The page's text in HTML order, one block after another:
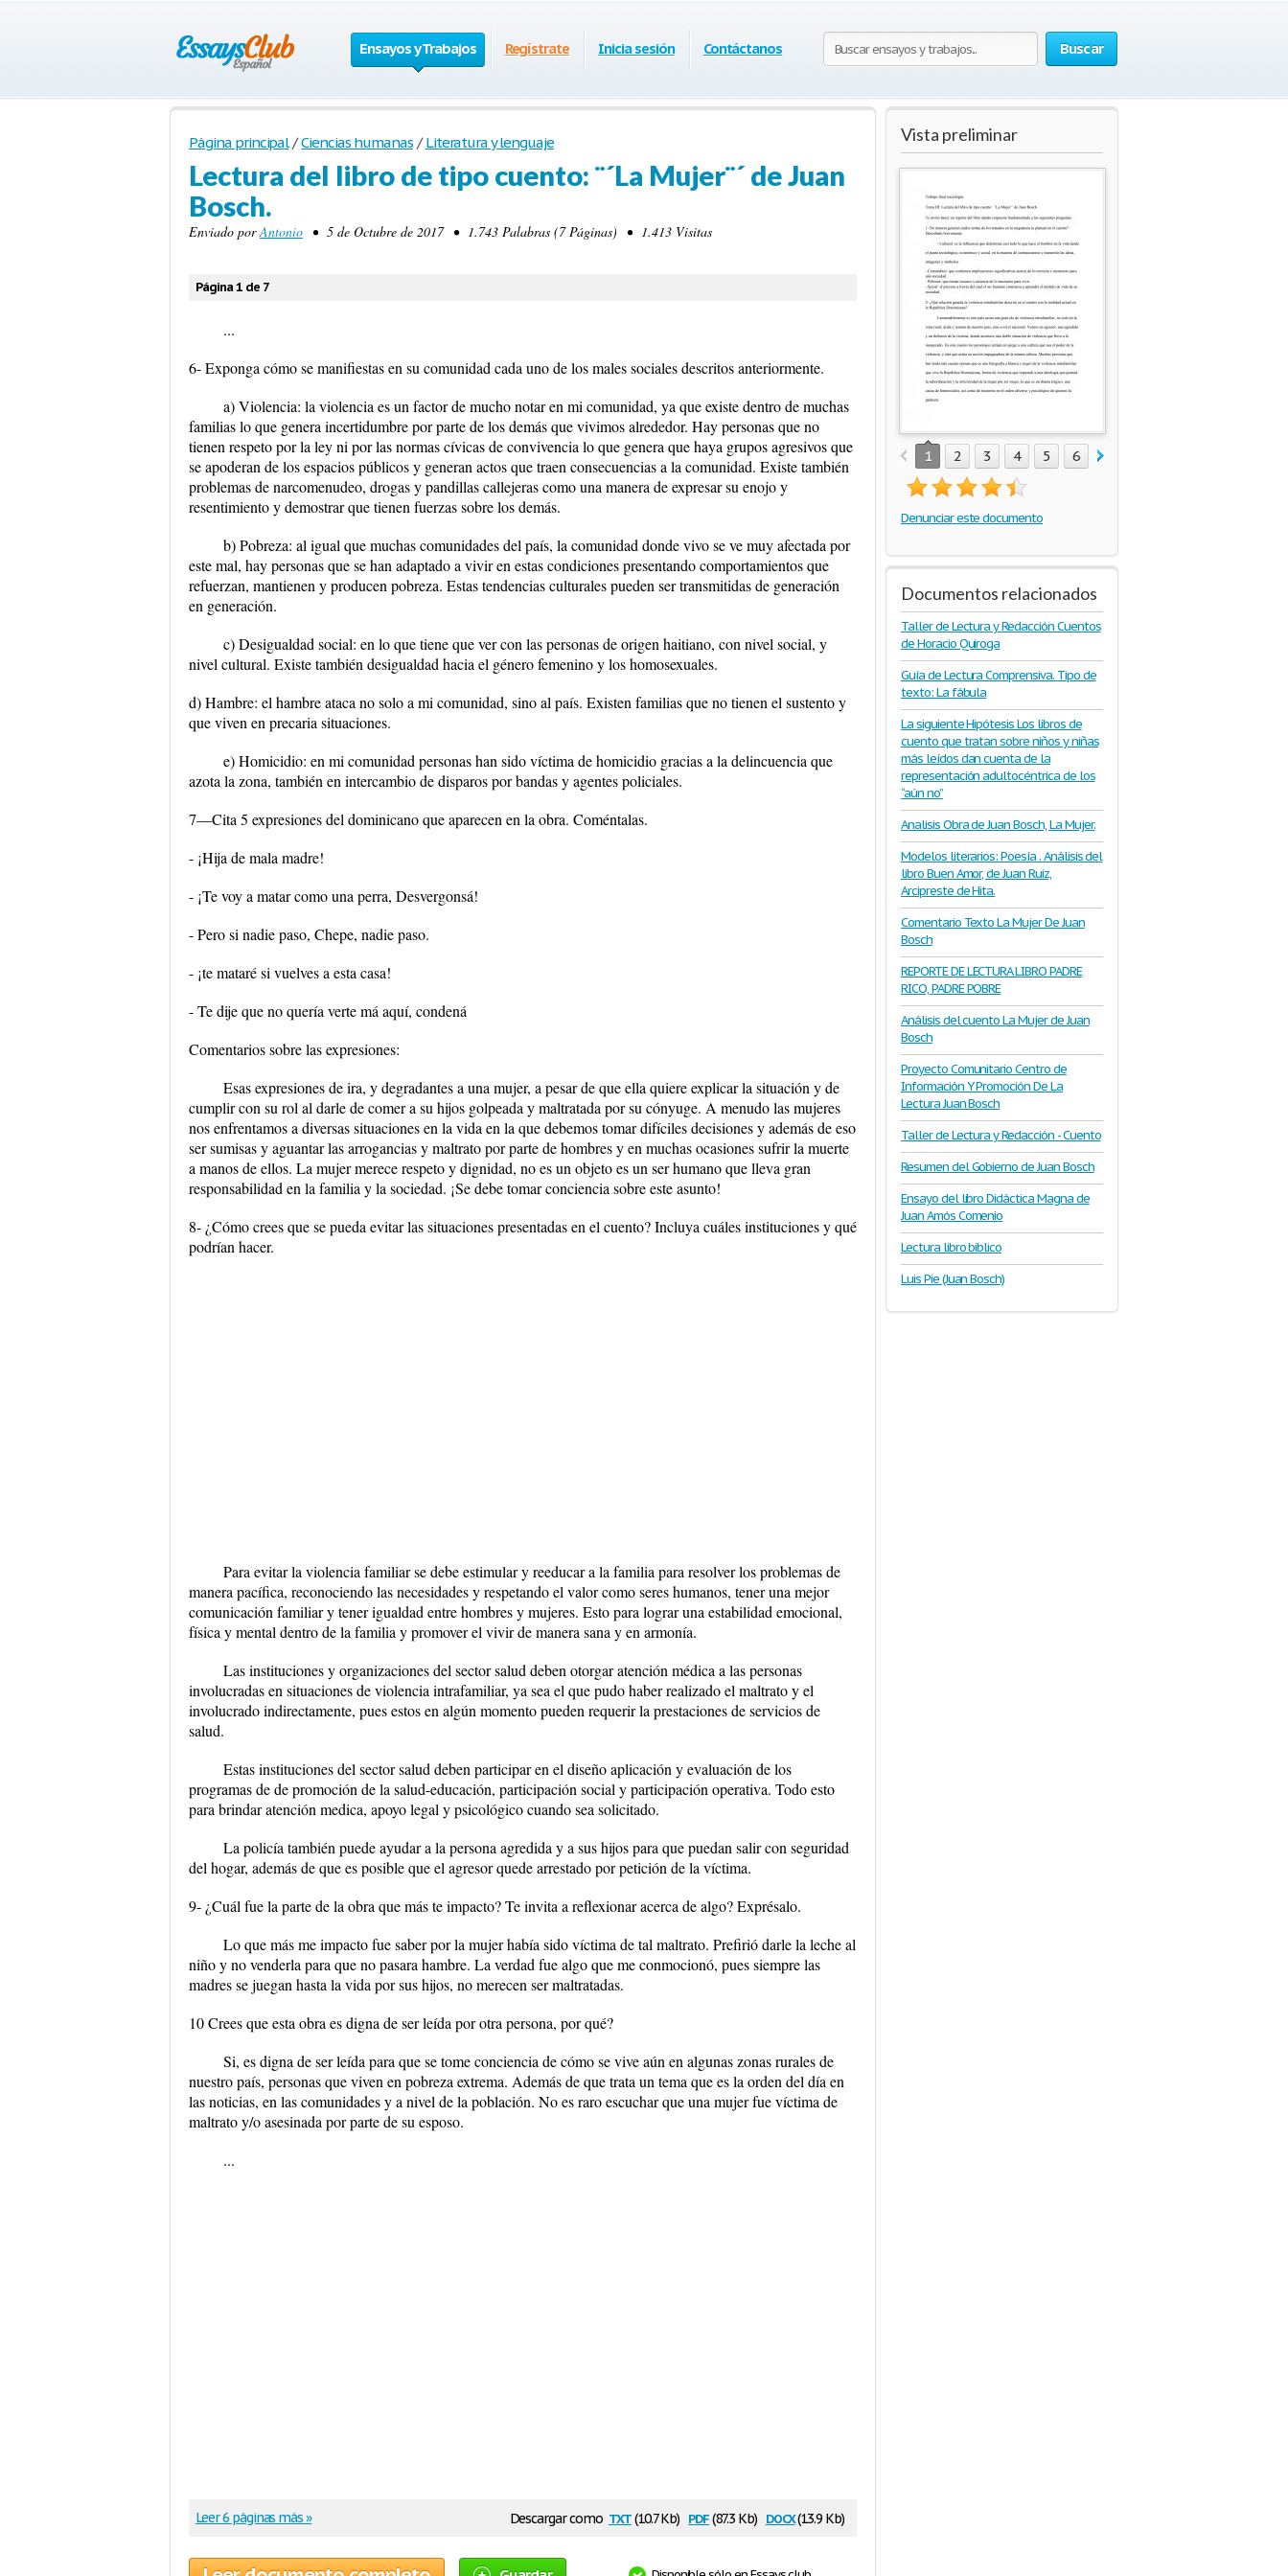
Buscar
Ensayos y Trabajos Regístrate Inicia sesión Contáctanos
Página principal / Ciencias humanas / Literatura y lenguaje
Lectura del libro de tipo cuento: ¨´La Mujer¨´ de Juan
Bosch.
Enviado porAntonio • 5 de Octubre de 2017 • 1.743 Palabras (7 Páginas) • 1.413 Visitas
Página 1 de 7
...
6- Exponga cómo se manifiestas en su comunidad cada uno de los males sociales descritos anteriormente.
a) Violencia: la violencia es un factor de mucho notar en mi comunidad, ya que existe dentro de muchas
familias lo que genera incertidumbre por parte de los demás que vivimos alrededor. Hay personas que no
tienen respeto por la ley ni por las normas cívicas de convivencia lo que genera que haya grupos agresivos que
se apoderan de los espacios públicos y generan actos que traen consecuencias a la comunidad. Existe también
problemas de narcomenudeo, drogas y pandillas callejeras como una manera de expresar su enojo y
resentimiento y demostrar que tienen fuerzas sobre los demás.
b) Pobreza: al igual que muchas comunidades del país, la comunidad donde vivo se ve muy afectada por
este mal, hay personas que se han adaptado a vivir en estas condiciones presentando comportamientos que
refuerzan, mantienen y producen pobreza. Estas tendencias culturales pueden ser transmitidas de generación
en generación.
c) Desigualdad social: en lo que tiene que ver con las personas de origen haitiano, con nivel social, y
nivel cultural. Existe también desigualdad hacia el género femenino y los homosexuales.
d) Hambre: el hambre ataca no solo a mi comunidad, sino al país. Existen familias que no tienen el sustento y
que viven en precaria situaciones.
e) Homicidio: en mi comunidad personas han sido víctima de homicidio gracias a la delincuencia que
azota la zona, también en intercambio de disparos por bandas y agentes policiales.
7—Cita 5 expresiones del dominicano que aparecen en la obra. Coméntalas.
- ¡Hija de mala madre!
- ¡Te voy a matar como una perra, Desvergonsá!
- Pero si nadie paso, Chepe, nadie paso.
- ¡te mataré si vuelves a esta casa!
- Te dije que no quería verte má aquí, condená
Comentarios sobre las expresiones:
Esas expresiones de ira, y degradantes a una mujer, a pesar de que ella quiere explicar la situación y de
cumplir con su rol al darle de comer a su hijos golpeada y maltratada por su cónyuge. A menudo las mujeres
nos enfrentamos a diversas situaciones en la vida en la que debemos tomar difíciles decisiones y además de eso
ser sumisas y aguantar las arrogancias y maltrato por parte de hombres y en muchas ocasiones sufrir la muerte
a manos de ellos. La mujer merece respeto y dignidad, no es un objeto es un ser humano que lleva gran
responsabilidad en la familia y la sociedad. ¡Se debe tomar conciencia sobre este asunto!
8- ¿Cómo crees que se pueda evitar las situaciones presentadas en el cuento? Incluya cuáles instituciones y qué
podrían hacer.
Para evitar la violencia familiar se debe estimular y reeducar a la familia para resolver los problemas de
manera pacífica, reconociendo las necesidades y respetando el valor como seres humanos, tener una mejor
comunicación familiar y tener igualdad entre hombres y mujeres. Esto para lograr una estabilidad emocional,
física y mental dentro de la familia y promover el vivir de manera sana y en armonía.
Las instituciones y organizaciones del sector salud deben otorgar atención médica a las personas
involucradas en situaciones de violencia intrafamiliar, ya sea el que pudo haber realizado el maltrato y el
involucrado indirectamente, pues estos en algún momento pueden requerir la prestaciones de servicios de
salud.
Estas instituciones del sector salud deben participar en el diseño aplicación y evaluación de los
programas de de promoción de la salud-educación, participación social y participación operativa. Todo esto
para brindar atención medica, apoyo legal y psicológico cuando sea solicitado.
La policía también puede ayudar a la persona agredida y a sus hijos para que puedan salir con seguridad
del hogar, además de que es posible que el agresor quede arrestado por petición de la víctima.
9- ¿Cuál fue la parte de la obra que más te impacto? Te invita a reflexionar acerca de algo? Exprésalo.
Lo que más me impacto fue saber por la mujer había sido víctima de tal maltrato. Prefirió darle la leche al
niño y no venderla para que no pasara hambre. La verdad fue algo que me conmocionó, pues siempre las
madres se juegan hasta la vida por sus hijos, no merecen ser maltratadas.
10 Crees que esta obra es digna de ser leída por otra persona, por qué?
Si, es digna de ser leída para que se tome conciencia de cómo se vive aún en algunas zonas rurales de
nuestro país, personas que viven en pobreza extrema. Además de que trata un tema que es la orden del día en
las noticias, en las comunidades y a nivel de la población. No es raro escuchar que una mujer fue víctima de
maltrato y/o asesinada por parte de su esposo.
...
Descargar como txt(10.7 Kb) pdf(87.3 Kb) docx(13.9 Kb)
Leer 6 páginas más »
Vista preliminar
1 2 3 4 5 6 7
Denunciar este documento
Documentos relacionados
Taller de Lectura y Redacción Cuentos
de Horacio Quiroga
Guía de Lectura Comprensiva. Tipo de
texto: La fábula
La siguiente Hipótesis Los libros de
cuento que tratan sobre niños y niñas
más leídos dan cuenta de la
representación adultocéntrica de los
“aún no”
Analisis Obra de Juan Bosch, La Mujer.
Modelos literarios: Poesía . Análisis del
libro Buen Amor, de Juan Ruiz,
Arcipreste de Hita.
Comentario Texto La Mujer De Juan
Bosch
REPORTE DE LECTURA LIBRO PADRE
RICO, PADRE POBRE
Análisis del cuento La Mujer de Juan
Bosch
Proyecto Comunitario Centro de
Información Y Promoción De La
Lectura Juan Bosch
Taller de Lectura y Redacción - Cuento
Resumen del Gobierno de Juan Bosch
Ensayo del libro Didáctica Magna de
Juan Amós Comenio
Lectura libro biblico
Luis Pie (Juan Bosch)